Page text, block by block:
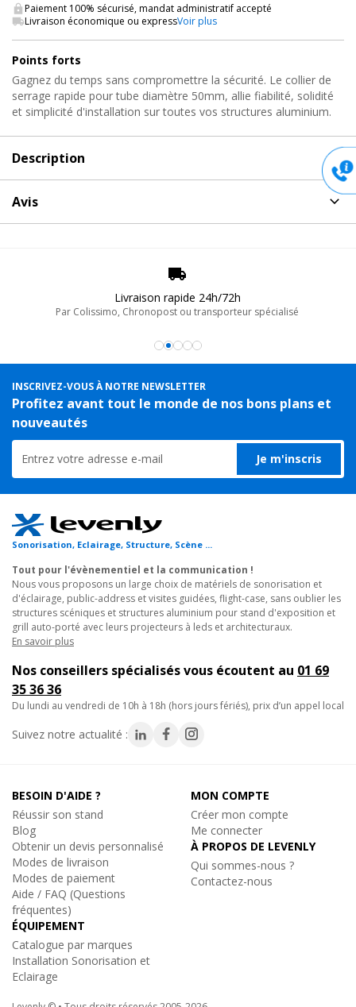
Paiement 100% sécurisé, mandat administratif accepté
Livraison économique ou expressVoir plus
Points forts
Gagnez du temps sans compromettre la sécurité. Le collier de
serrage rapide pour tube diamètre 50mm, allie fiabilité, solidité
et simplicité d'installation sur toutes vos structures aluminium.
Description
de Collier de serrage, CUP-75100 Showgear
Ce collier de serrage rapide 50mm en aluminium, certifié TUV,
structure alu, grill scénique ou stand d'exposition.
Le collier de serrage rapide 50mm est conçu pour faciliter vos
solide et sécurisée. Fabriqué en aluminium, il supporte une
à 51 mm. Grâce à son mécanisme de verrouillage instantané, ce
collier de serrage pour tube rond permet un gain de temps
considérable sur les montages fréquents et répétitifs.
Certifié TUV, il assure une résistance éprouvée et répond aux
exigences des environnements techniques et événementiels :
structure alu, grill technique, stand structure alu, musées ou
salons professionnels. Ce collier de fixation pour tube rond est
l'outil indispensable pour tout technicien recherchant rapidité,
sécurité et fiabilité.
Exemples d'utilisation :
- Fixation de projecteurs sur un grill d'exposition ou un grill
scénique.
- Installation d'éclairages sur une structure alu stand
d'exposition.
- Montage d'éléments audiovisuels dans un musée ou une
galerie.
professionnel.
idéal pour vos montages sur structure alu, grill technique et
stand d'exposition.
Caractéristiques techniques:
- Couleur : argenté
- Matériau : Aluminium
- Diamètre Tube Principal : 48 - 51mm
- Hauteur : 110mm
- Largeur : 30mm
- Profondeur : 85mm
- Poids : 0,49kg
Avis
Livraison rapide 24h/72h
Par Colissimo, Chronopost ou transporteur spécialisé
INSCRIVEZ-VOUS À NOTRE NEWSLETTER
Profitez avant tout le monde de nos bons plans et
nouveautés
Je m'inscris
Sonorisation, Eclairage, Structure, Scène ...
Tout pour l'évènementiel et la communication !
Nous vous proposons un large choix de matériels de sonorisation et
d'éclairage, public-address et visites guidées, flight-case, sans oublier les
structures scéniques et structures aluminium pour stand d'exposition et
grill auto-porté avec leurs projecteurs à leds et architecturaux.
En savoir plus
Nos conseillers spécialisés vous écoutent au 01 69
35 36 36
du lundi au vendredi de 10h à 18h (hors jours fériés), prix d’un appel local
Suivez notre actualité :
BESOIN D'AIDE ?
Réussir son stand
Blog
Obtenir un devis personnalisé
Modes de livraison
Modes de paiement
Aide / FAQ (Questions
fréquentes)
ÉQUIPEMENT
Catalogue par marques
Installation Sonorisation et
Eclairage
MON COMPTE
Créer mon compte
Me connecter
À PROPOS DE LEVENLY
Qui sommes-nous ?
Contactez-nous